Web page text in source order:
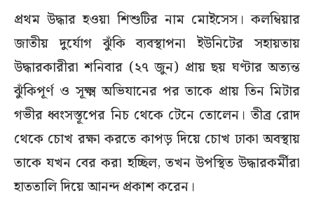
প্রথম উদ্ধার হওয়া শিশুটির নাম মোইসেস। কলম্বিয়ার
জাতীয় দুর্যোগ ঝুঁকি ব্যবস্থাপনা ইউনিটের সহায়তায়
উদ্ধারকারীরা শনিবার (২৭ জুন) প্রায় ছয় ঘণ্টার অত্যন্ত
ঝুঁকিপূর্ণ ও সূক্ষ্ম অভিযানের পর তাকে প্রায় তিন মিটার
গভীর ধ্বংসস্তূপের নিচ থেকে টেনে তোলেন। তীব্র রোদ
থেকে চোখ রক্ষা করতে কাপড় দিয়ে চোখ ঢাকা অবস্থায়
তাকে যখন বের করা হচ্ছিল, তখন উপস্থিত উদ্ধারকর্মীরা
হাততালি দিয়ে আনন্দ প্রকাশ করেন।